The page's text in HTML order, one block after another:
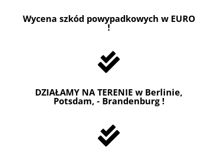
Wycena szkód powypadkowych w EURO
!

DZIAŁAMY NA TERENIE w Berlinie,
Potsdam, - Brandenburg !
